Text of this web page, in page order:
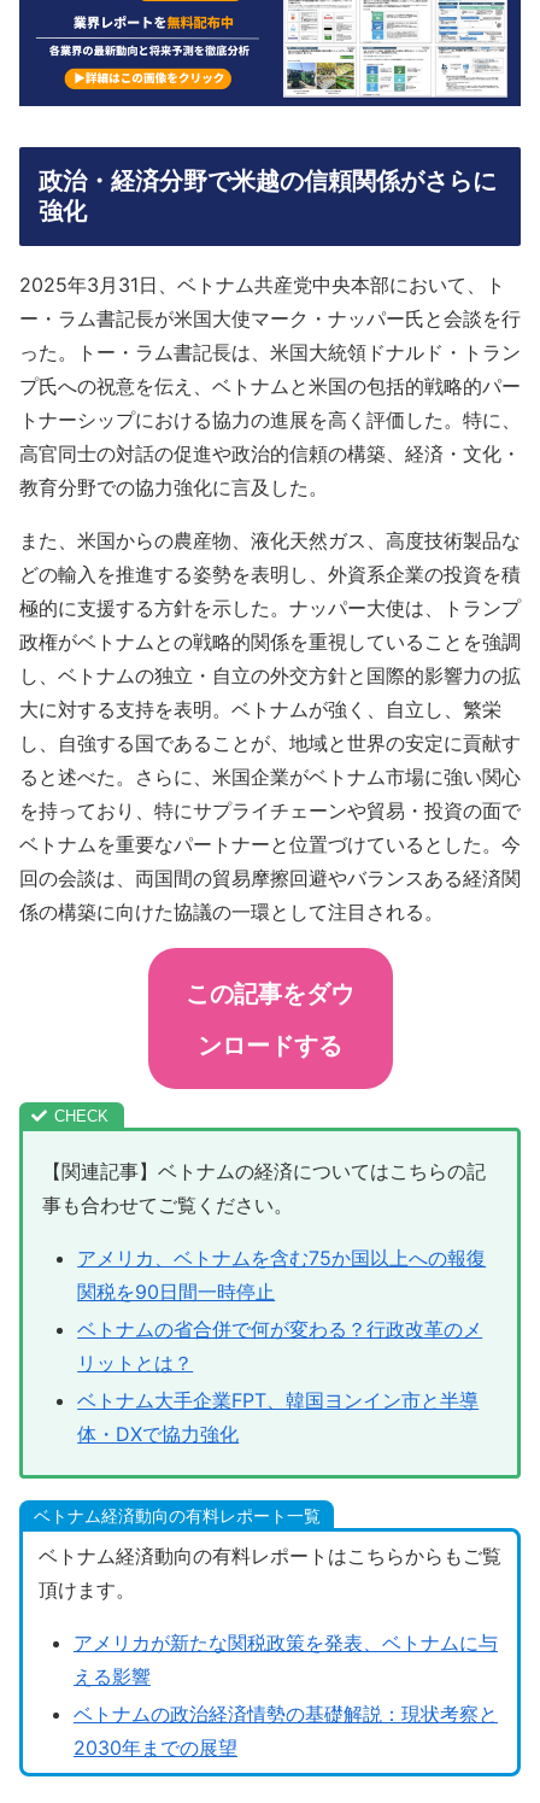
政治・経済分野で米越の信頼関係がさらに
強化
2025年3月31日、ベトナム共産党中央本部において、ト
ー・ラム書記長が米国大使マーク・ナッパー氏と会談を行
った。トー・ラム書記長は、米国大統領ドナルド・トラン
プ氏への祝意を伝え、ベトナムと米国の包括的戦略的パー
トナーシップにおける協力の進展を高く評価した。特に、
高官同士の対話の促進や政治的信頼の構築、経済・文化・
教育分野での協力強化に言及した。
また、米国からの農産物、液化天然ガス、高度技術製品な
どの輸入を推進する姿勢を表明し、外資系企業の投資を積
極的に支援する方針を示した。ナッパー大使は、トランプ
政権がベトナムとの戦略的関係を重視していることを強調
し、ベトナムの独立・自立の外交方針と国際的影響力の拡
大に対する支持を表明。ベトナムが強く、自立し、繁栄
し、自強する国であることが、地域と世界の安定に貢献す
ると述べた。さらに、米国企業がベトナム市場に強い関心
を持っており、特にサプライチェーンや貿易・投資の面で
ベトナムを重要なパートナーと位置づけているとした。今
回の会談は、両国間の貿易摩擦回避やバランスある経済関
係の構築に向けた協議の一環として注目される。
この記事をダウ
ンロードする
【関連記事】ベトナムの経済についてはこちらの記
事も合わせてご覧ください。
アメリカ、ベトナムを含む75か国以上への報復
関税を90日間一時停止
ベトナムの省合併で何が変わる？行政改革のメ
リットとは？
ベトナム大手企業FPT、韓国ヨンイン市と半導
体・DXで協力強化
ベトナム経済動向の有料レポート一覧
ベトナム経済動向の有料レポートはこちらからもご覧
頂けます。
アメリカが新たな関税政策を発表、ベトナムに与
える影響
ベトナムの政治経済情勢の基礎解説：現状考察と
2030年までの展望